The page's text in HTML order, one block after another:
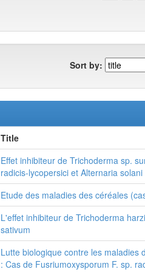
Sort by:
Title
Effet inhibiteur de Trichoderma sp.
radicis-lycopersici et Alternaria solani
Etude des maladies des céréales
L'effet inhibiteur de Trichoderma
sativum
Lutte biologique contre les maladies
: Cas de Fusriumoxysporum F. sp.